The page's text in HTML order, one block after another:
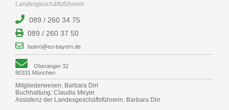
Landesgeschäftsführerin
089 / 260 34 75
089 / 260 37 50
buero@eu-bayern.de
Oberanger 32
80331 München
Mitgliederwesen: Barbara Dirr
Buchhaltung: Claudia Meyer
Assistenz der Landesgeschäftsführerin: Barbara Dirr